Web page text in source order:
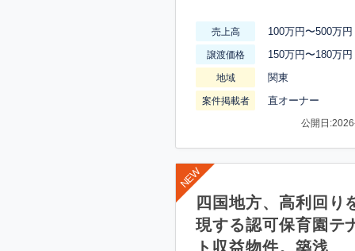
売上高 100万円〜500万円
譲渡価格 150万円〜180万円
地域 関東
案件掲載者 直オーナー
公開日
四国地方、高利回り
現する認可保育園テ
ト収益物件。築浅